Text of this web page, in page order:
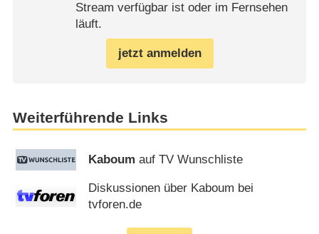
Stream verfügbar ist oder im Fernsehen
läuft.
jetzt anmelden
Weiterführende Links
Kaboum auf TV Wunschliste
Diskussionen über Kaboum bei
tvforen.de